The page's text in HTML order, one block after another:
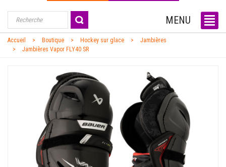
MENU
Accueil Boutique Hockey sur glace
Jambières
Jambières Vapor FLY40 SR